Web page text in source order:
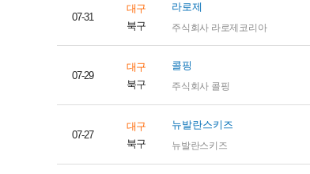
07-31
대구
북구
라로제
주식회사 라로제코리아
07-29
대구
북구
콜핑
주식회사 콜핑
07-27
대구
북구
뉴발란스키즈
뉴발란스키즈